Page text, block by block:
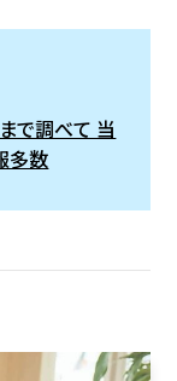
で調べて 当
多数